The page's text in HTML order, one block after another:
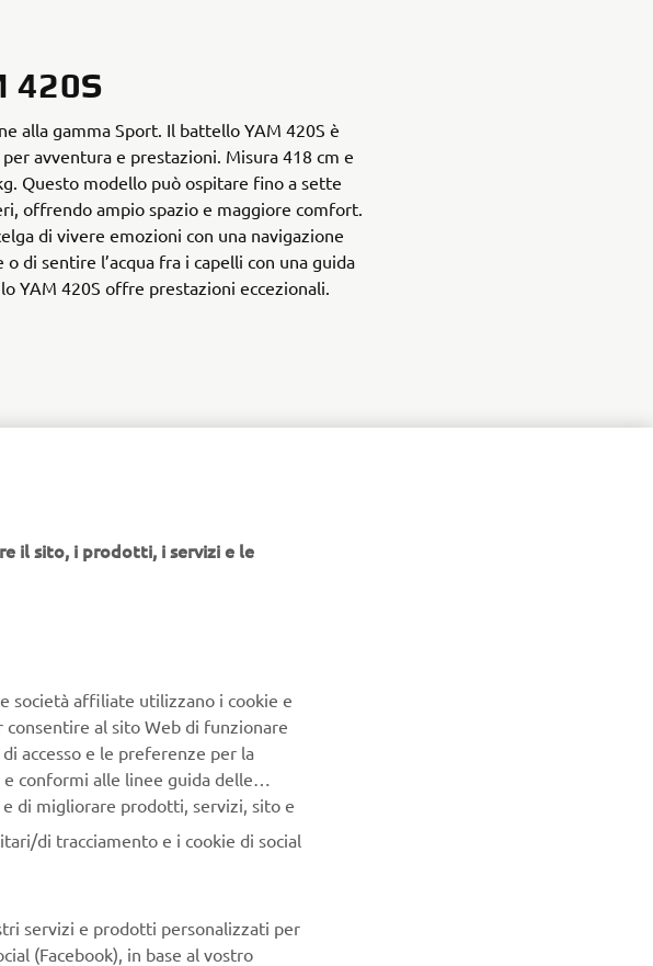
420S
alla gamma Sport. Il battello YAM 420S è
avventura e prestazioni. Misura 418 cm e
Questo modello può ospitare fino a sette
offrendo ampio spazio e maggiore comfort.
di vivere emozioni con una navigazione
o di sentire l’acqua fra i capelli con una guida
YAM 420S offre prestazioni eccezionali.
CATEGORIE DI
dell'acqua, consentendo
Disponibile nelle serie
ordinato, con la
Sport.
il sito, i prodotti, i servizi e le
società affiliate utilizzano i cookie e
al sito Web di funzionare
accesso e le preferenze per la
conformi alle linee guida delle
di migliorare prodotti, servizi, sito e
di tracciamento e i cookie di social
servizi e prodotti personalizzati per
(Facebook), in base al vostro